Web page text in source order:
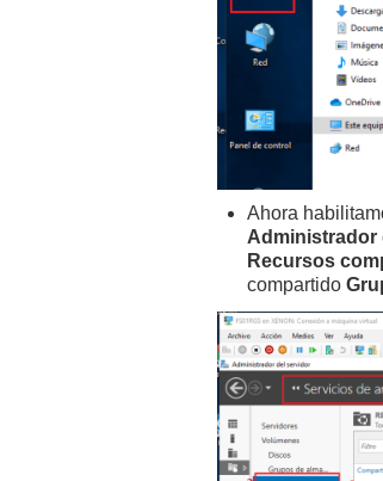
Ahora
Administrador
Recursos
compartido